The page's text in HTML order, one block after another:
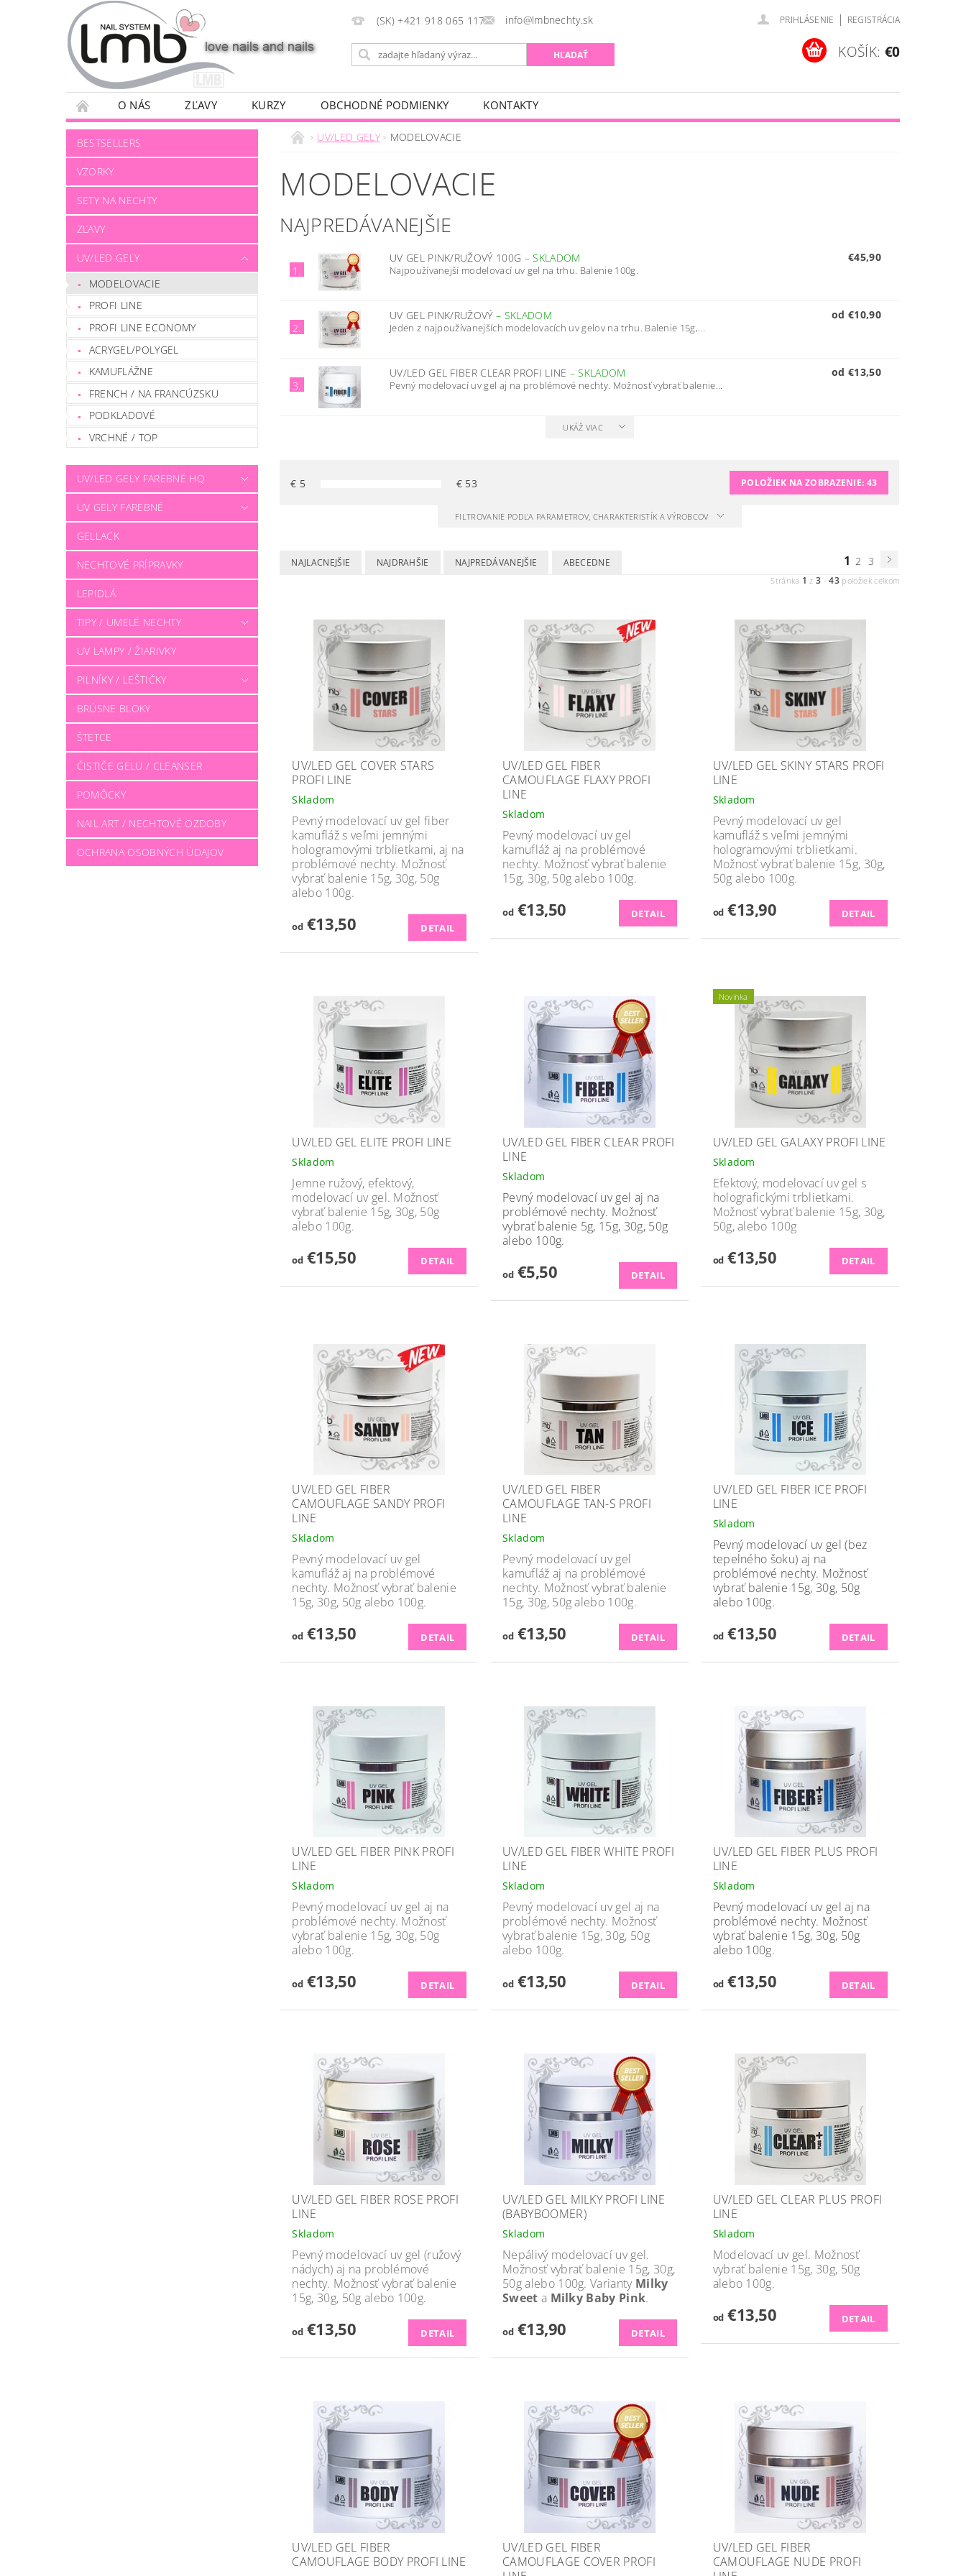
(SK) +421 918 065 117 info@lmbnechty.sk PRIHLÁSENIE | REGISTRÁCIA
KOŠÍK: €0
O NÁS ZĽAVY KURZY OBCHODNÉ PODMIENKY KONTAKTY
BESTSELLERS
VZORKY
SETY NA NECHTY
ZĽAVY
UV/LED GELY
MODELOVACIE
PROFI LINE
PROFI LINE ECONOMY
ACRYGEL/POLYGEL
KAMUFLÁŽNE
FRENCH / NA FRANCÚZSKU
PODKLADOVÉ
VRCHNÉ / TOP
UV/LED GELY FAREBNÉ HQ
UV GELY FAREBNÉ
GELLACK
NECHTOVÉ PRÍPRAVKY
LEPIDLÁ
TIPY / UMELÉ NECHTY
UV LAMPY / ŽIARIVKY
PILNÍKY / LEŠTIČKY
BRÚSNE BLOKY
ŠTETCE
ČISTIČE GELU / CLEANSER
POMÔCKY
NAIL ART / NECHTOVÉ OZDOBY
OCHRANA OSOBNÝCH ÚDAJOV
UV/LED GELY MODELOVACIE
MODELOVACIE
NAJPREDÁVANEJŠIE
1.
UV GEL PINK/RUŽOVÝ 100G –SKLADOM
Najpoužívanejší modelovací uv gel na trhu. Balenie 100g.
€45,90
2.
UV GEL PINK/RUŽOVÝ– SKLADOM
Jeden z najpoužívanejších modelovacích uv gelov na trhu. Balenie 15g,...
od €10,90
3.
UV/LED GEL FIBER CLEAR PROFI LINE –SKLADOM
Pevný modelovací uv gel aj na problémové nechty. Možnosť vybrať balenie...
od €13,50
UKÁŽ VIAC
€ 5 € 53 POLOŽIEK NA ZOBRAZENIE: 43
FILTROVANIE PODĽA PARAMETROV, CHARAKTERISTÍK A VÝROBCOV
NAJLACNEJŠIE NAJDRAHŠIE NAJPREDÁVANEJŠIE ABECEDNE 1 2 3
Stránka 1 z3 -43 položiek celkom
UV/LED GEL COVER STARS
PROFI LINE
Skladom
Pevný modelovací uv gel fiber
kamufláž s veľmi jemnými
hologramovými trblietkami, aj na
problémové nechty. Možnosť
vybrať balenie 15g, 30g, 50g
alebo 100g.
od€13,50 DETAIL
UV/LED GEL FIBER
CAMOUFLAGE FLAXY PROFI
LINE
Skladom
Pevný modelovací uv gel
kamufláž aj na problémové
nechty. Možnosť vybrať balenie
15g, 30g, 50g alebo 100g.
od€13,50 DETAIL
UV/LED GEL SKINY STARS PROFI
LINE
Skladom
Pevný modelovací uv gel
kamufláž s veľmi jemnými
hologramovými trblietkami.
Možnosť vybrať balenie 15g, 30g,
50g alebo 100g.
od€13,90 DETAIL
UV/LED GEL ELITE PROFI LINE
Skladom
Jemne ružový, efektový,
modelovací uv gel. Možnosť
vybrať balenie 15g, 30g, 50g
alebo 100g.
od€15,50 DETAIL
UV/LED GEL FIBER CLEAR PROFI
LINE
Skladom
Pevný modelovací uv gel aj na
problémové nechty. Možnosť
vybrať balenie 5g, 15g, 30g, 50g
alebo 100g.
od€5,50 DETAIL
Novinka
UV/LED GEL GALAXY PROFI LINE
Skladom
Efektový, modelovací uv gel s
holografickými trblietkami.
Možnosť vybrať balenie 15g, 30g,
50g, alebo 100g
od€13,50 DETAIL
UV/LED GEL FIBER
CAMOUFLAGE SANDY PROFI
LINE
Skladom
Pevný modelovací uv gel
kamufláž aj na problémové
nechty. Možnosť vybrať balenie
15g, 30g, 50g alebo 100g.
od€13,50 DETAIL
UV/LED GEL FIBER
CAMOUFLAGE TAN-S PROFI
LINE
Skladom
Pevný modelovací uv gel
kamufláž aj na problémové
nechty. Možnosť vybrať balenie
15g, 30g, 50g alebo 100g.
od€13,50 DETAIL
UV/LED GEL FIBER ICE PROFI
LINE
Skladom
Pevný modelovací uv gel (bez
tepelného šoku) aj na
problémové nechty. Možnosť
vybrať balenie 15g, 30g, 50g
alebo 100g.
od€13,50 DETAIL
UV/LED GEL FIBER PINK PROFI
LINE
Skladom
Pevný modelovací uv gel aj na
problémové nechty. Možnosť
vybrať balenie 15g, 30g, 50g
alebo 100g.
od€13,50 DETAIL
UV/LED GEL FIBER WHITE PROFI
LINE
Skladom
Pevný modelovací uv gel aj na
problémové nechty. Možnosť
vybrať balenie 15g, 30g, 50g
alebo 100g.
od€13,50 DETAIL
UV/LED GEL FIBER PLUS PROFI
LINE
Skladom
Pevný modelovací uv gel aj na
problémové nechty. Možnosť
vybrať balenie 15g, 30g, 50g
alebo 100g.
od€13,50 DETAIL
UV/LED GEL FIBER ROSE PROFI
LINE
Skladom
Pevný modelovací uv gel (ružový
nádych) aj na problémové
nechty. Možnosť vybrať balenie
15g, 30g, 50g alebo 100g.
od€13,50 DETAIL
UV/LED GEL MILKY PROFI LINE
(BABYBOOMER)
Skladom
Nepálivý modelovací uv gel.
Možnosť vybrať balenie 15g, 30g,
50g alebo 100g. Varianty Milky
Sweet a Milky Baby Pink.
od€13,90 DETAIL
UV/LED GEL CLEAR PLUS PROFI
LINE
Skladom
Modelovací uv gel. Možnosť
vybrať balenie 15g, 30g, 50g
alebo 100g.
od€13,50 DETAIL
UV/LED GEL FIBER
CAMOUFLAGE BODY PROFI LINE
UV/LED GEL FIBER
CAMOUFLAGE COVER PROFI
UV/LED GEL FIBER
CAMOUFLAGE NUDE PROFI